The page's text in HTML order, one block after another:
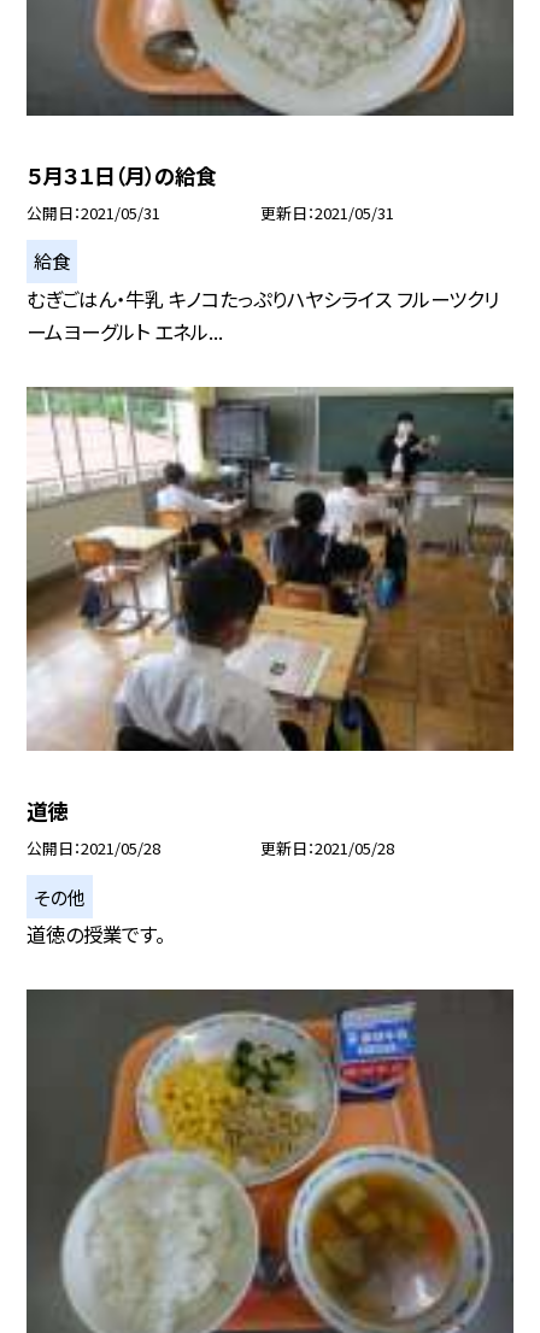
５月３１日（月）の給食
公開日 2021/05/31 更新日 2021/05/31
給食
むぎごはん・牛乳 キノコたっぷりハヤシライス フルーツクリ
ームヨーグルト エネル...
道徳
公開日 2021/05/28 更新日 2021/05/28
その他
道徳の授業です。